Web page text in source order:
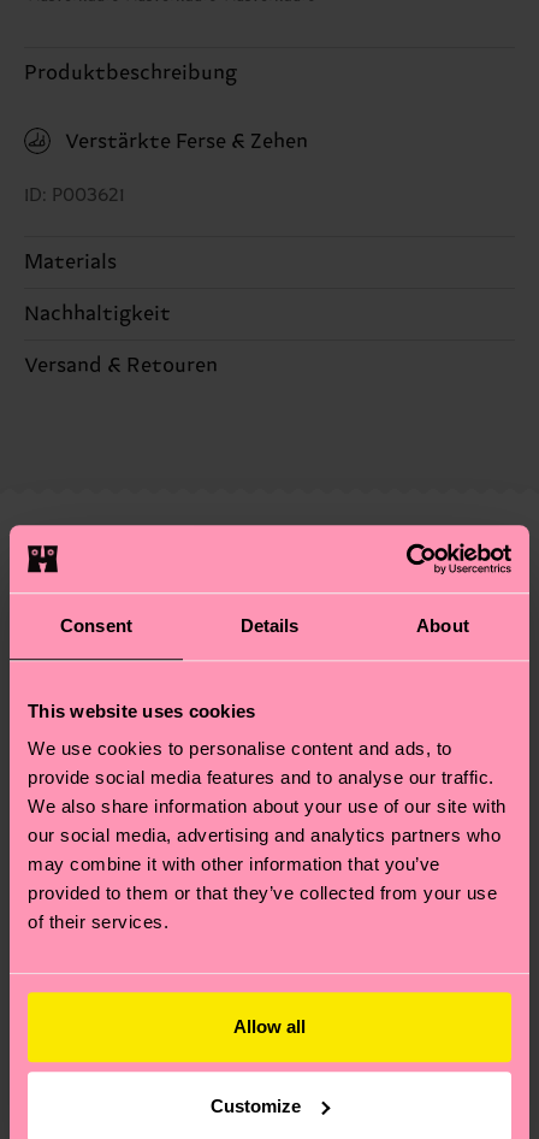
Consent Details About
This website uses cookies
We use cookies to personalise content and ads, to
provide social media features and to analyse our traffic.
We also share information about your use of our site with
our social media, advertising and analytics partners who
may combine it with other information that you’ve
provided to them or that they’ve collected from your use
of their services.
Allow all
Customize
Produktbeschreibung
Verstärkte Ferse & Zehen
ID: P003621
Materials
86% Cotton, 12% Polyamide, 2% Elastane
Nachhaltigkeit
Nachhaltigkeit ist mehr als nur Qualität und
findest du auf unsererNachhaltigkeitsseite.
Versand & Retouren
dass es sich hierbei um einen Richtwert handelt
und die genaue Lieferzeit von der lokalen Post in
Du hast Fragen zu einer Retoure? In unserem
Ähnliche muster
Neuheit